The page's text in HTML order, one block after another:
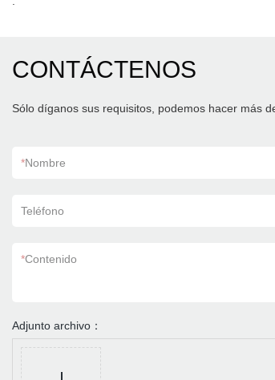
CONTÁCTENOS
Sólo díganos sus requisitos, podemos hacer más
*Nombre
Teléfono
*Contenido
Adjunto archivo：